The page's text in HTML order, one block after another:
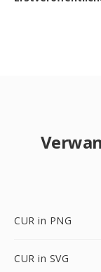
CUR in PNG
CUR in SVG